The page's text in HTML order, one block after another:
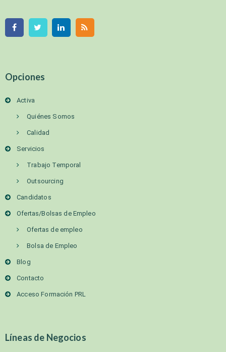
Opciones
Activa
Quiénes Somos
Calidad
Servicios
Trabajo Temporal
Outsourcing
Candidatos
Ofertas/Bolsas de Empleo
Ofertas de empleo
Bolsa de Empleo
Blog
Contacto
Acceso Formación PRL
Líneas de Negocios